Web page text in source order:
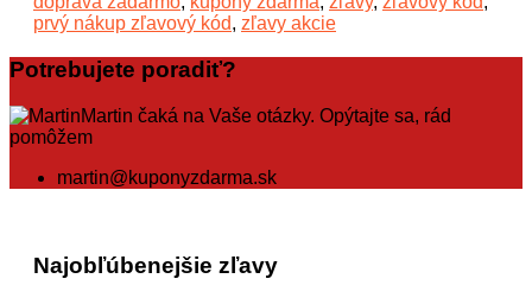
prvý nákup zľavový kód, zľavy akcie
Potrebujete poradiť?
Martin čaká na Vaše otázky. Opýtajte sa, rád
pomôžem
martin@kuponyzdarma.sk
Najobľúbenejšie zľavy